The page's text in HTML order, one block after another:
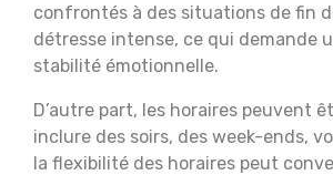
confrontés à des situations de fin
détresse intense, ce qui demande
stabilité émotionnelle.
D’autre part, les horaires peuvent
inclure des soirs, des week-ends,
la flexibilité des horaires peut